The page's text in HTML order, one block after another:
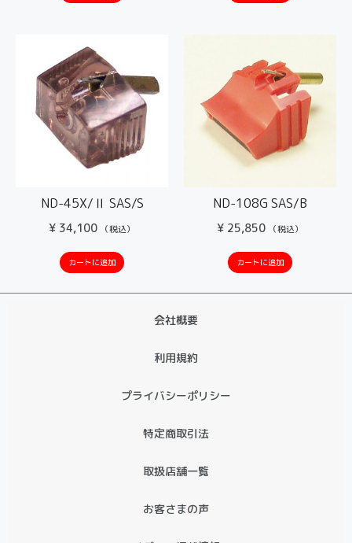
ND-45X/Ⅱ SAS/S
¥ 34,100 （税込）
カートに追加
ND-108G SAS/B
¥ 25,850 （税込）
カートに追加
会社概要
利用規約
プライバシーポリシー
特定商取引法
取扱店舗一覧
お客さまの声